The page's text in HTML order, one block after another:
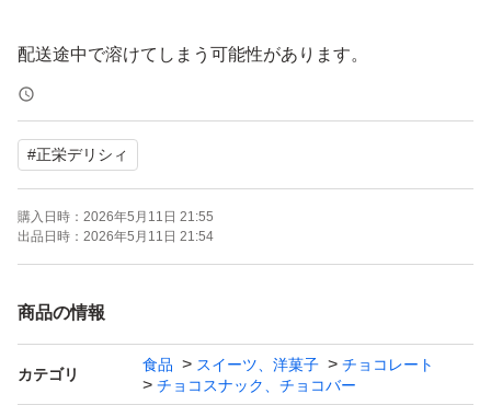
配送途中で溶けてしまう可能性があります。
ポスト投函となりますので長時間でのポスト保管はお避け
下さい。
●デリッシュチョコ
賞味期限. 26.11月
300g
●ビスケットクランチ
300g
#正栄デリシィ
購入日時： 2026年5月11日 21:55
出品日時： 2026年5月11日 21:54
商品の情報
カテゴリ
食品 スイーツ、洋菓子
チョコレート
チョコスナック、チョコバー